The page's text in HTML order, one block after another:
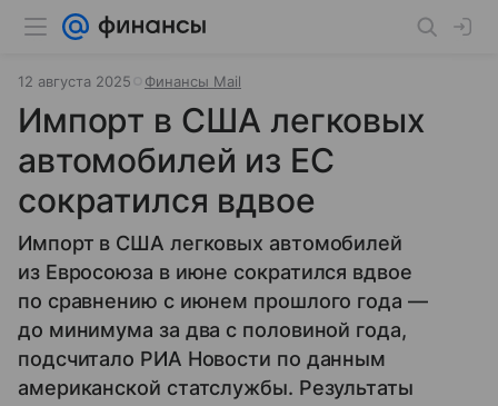
12 августа 2025 Финансы Mail
Импорт в США легковых
автомобилей из ЕС
сократился вдвое
Импорт в США легковых автомобилей
из Евросоюза в июне сократился вдвое
по сравнению с июнем прошлого года —
до минимума за два с половиной года,
подсчитало РИА Новости по данным
американской статслужбы. Результаты